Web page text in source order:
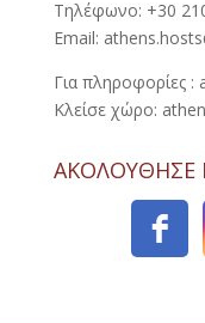
Τηλέφωνο: +30
Email:
Για πληροφορίες
Κλείσε χώρο:
ΑΚΟΛΟΥΘΗΣΕ